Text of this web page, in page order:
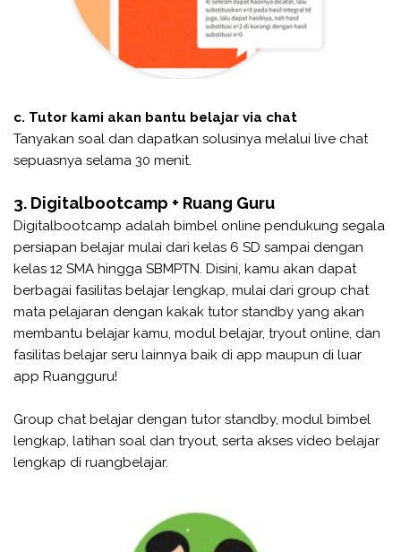
c. Tutor kami akan bantu belajar via chat
Tanyakan soal dan dapatkan solusinya melalui live chat
sepuasnya selama 30 menit.
3. Digitalbootcamp + Ruang Guru
Digitalbootcamp adalah bimbel online pendukung segala
persiapan belajar mulai dari kelas 6 SD sampai dengan
kelas 12 SMA hingga SBMPTN. Disini, kamu akan dapat
berbagai fasilitas belajar lengkap, mulai dari group chat
mata pelajaran dengan kakak tutor standby yang akan
membantu belajar kamu, modul belajar, tryout online, dan
fasilitas belajar seru lainnya baik di app maupun di luar
app Ruangguru!
Group chat belajar dengan tutor standby, modul bimbel
lengkap, latihan soal dan tryout, serta akses video belajar
lengkap di ruangbelajar.